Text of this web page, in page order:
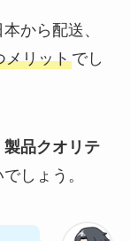
から配送、
メリットでし
製品クオリテ
しょう。